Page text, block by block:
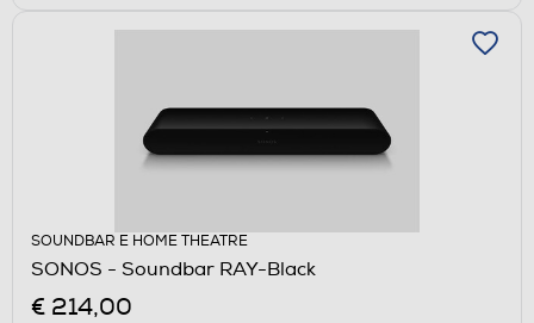
SOUNDBAR E HOME THEATRE
SONOS - Soundbar RAY-Black
€ 214,00